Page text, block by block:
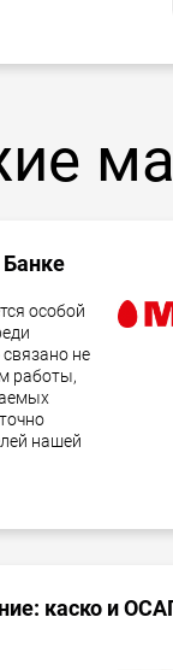
особой
связано не
работы,
нашей
каско и